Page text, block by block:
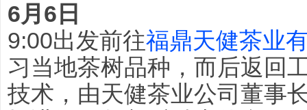
6月6日
9:00出发前往福鼎天健茶业
习当地茶树品种，而后返回
技术，由天健茶业公司董事